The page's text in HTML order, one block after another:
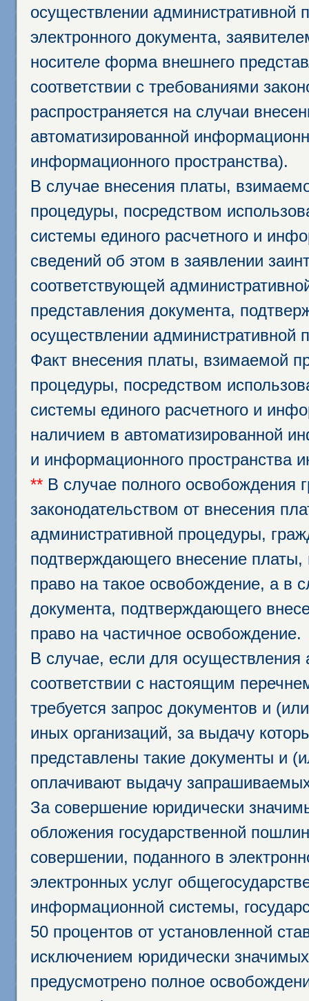
осуществлении административной
электронного документа,
носителе форма внешнего
соответствии с требованиями
распространяется на случаи
автоматизированной
информационного пространства).
В случае внесения платы,
процедуры, посредством
системы единого расчетного и
сведений об этом в заявлении
соответствующей
представления документа,
осуществлении административной
Факт внесения платы, взимаемой
процедуры, посредством
системы единого расчетного и
наличием в автоматизированной
и информационного пространства
** В случае полного освобождения
законодательством от внесения
административной процедуры,
подтверждающего внесение
право на такое освобождение, а в
документа, подтверждающего
право на частичное освобождение.
В случае, если для осуществления
соответствии с настоящим
требуется запрос документов и
иных организаций, за выдачу
представлены такие документы и
оплачивают выдачу
За совершение юридически
обложения государственной
совершении, поданного в
электронных услуг
информационной системы,
50 процентов от установленной
исключением юридически
предусмотрено полное